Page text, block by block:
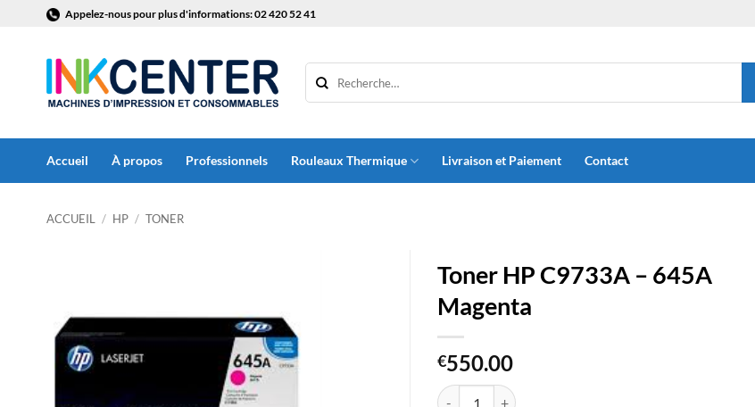
contenu
Appelez-nous pour plus d'informations: 02 420 52 41
Accueil À propos Professionnels Rouleaux Thermique Livraison et Paiement Contact
ACCUEIL / HP / TONER
Toner HP C9733A – 645A
Magenta
€550.00
quantité de Toner HP C9733A - 645A Magenta